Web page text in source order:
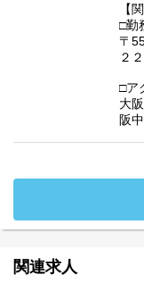
【
□勤
〒
２
□ア
大
阪
関連求人